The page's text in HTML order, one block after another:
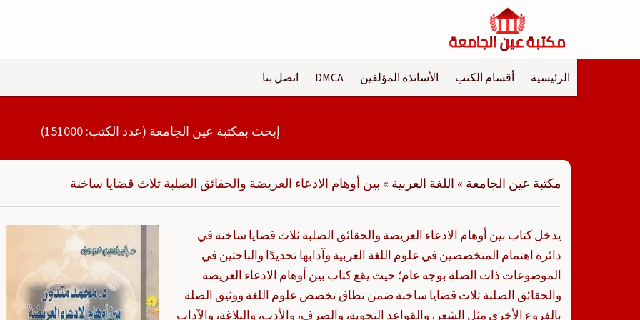
الرئيسية أقسام الكتب الأساتذة المؤلفين DMCA اتصل بنا
إبحث بمكتبة عين الجامعة (عدد الكتب: 151000)
مكتبة عين الجامعة » اللغة العربية » بين أوهام الادعاء العريضة والحقائق الصلبة ثلاث قضايا ساخنة
يدخل كتاب بين أوهام الادعاء العريضة والحقائق الصلبة ثلاث قضايا ساخنة في
دائرة اهتمام المتخصصين في علوم اللغة العربية وآدابها تحديدًا والباحثين في
الموضوعات ذات الصلة بوجه عام؛ حيث يقع كتاب بين أوهام الادعاء العريضة
والحقائق الصلبة ثلاث قضايا ساخنة ضمن نطاق تخصص علوم اللغة ووثيق الصلة
بالفروع الأخرى مثل الشعر، والقواعد النحوية، والصرف، والأدب، والبلاغة، والآداب